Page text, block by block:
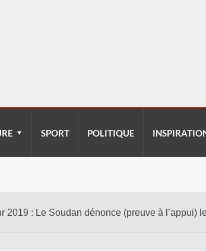
SPORT POLITIQUE
2019 : Le Soudan dénonce (preuve à l’appui)